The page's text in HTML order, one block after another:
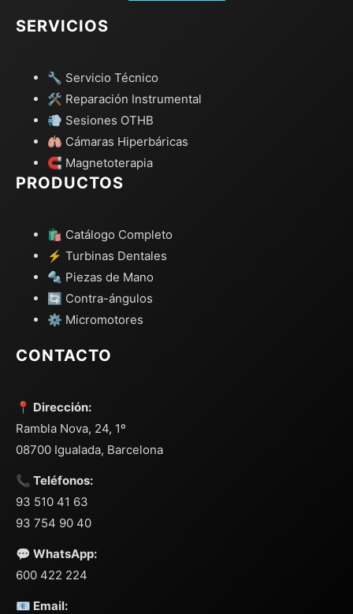
SERVICIOS
🔧 Servicio Técnico
🛠️ Reparación Instrumental
💨 Sesiones OTHB
🫁 Cámaras Hiperbáricas
🧲 Magnetoterapia
PRODUCTOS
🛍️ Catálogo Completo
⚡ Turbinas Dentales
🔩 Piezas de Mano
🔄 Contra-ángulos
⚙️ Micromotores
CONTACTO
📍 Dirección:
Rambla Nova, 24, 1º
08700 Igualada, Barcelona
📞 Teléfonos:
93 510 41 63
93 754 90 40
💬 WhatsApp:
600 422 224
📧 Email: